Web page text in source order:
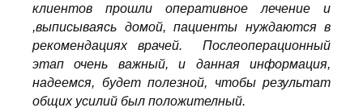
клиентов прошли оперативное лечение и
,выписываясь домой, пациенты нуждаются в
рекомендациях врачей. Послеоперационный
этап очень важный, и данная информация,
надеемся, будет полезной, чтобы результат
общих усилий был положителный.